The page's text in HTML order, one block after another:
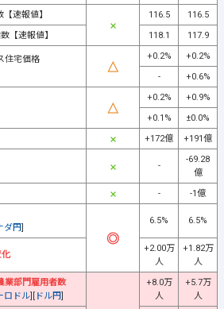
速報値】 116.5
116.5
【速報値】 118.1 117.9
住宅価格
+0.2%
+0.2%
-
+0.6%
+0.2%
+0.9%
+0.1%
±0.0%
+172億 +191億
-
-69.28
億
- -1億
ダ円]
6.5% 6.5%
化
+2.00万
人
+1.82万
人
業部門雇用者数
ロドル][ ドル円]
+8.0万
人
+5.7万
人